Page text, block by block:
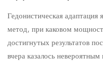
Гедонистическая адаптация
метод, при каковом
достигнутых результатов
вчера казалось